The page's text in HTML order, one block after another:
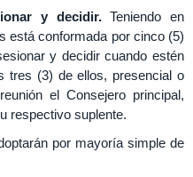
y decidir.Teniendo en
está conformada por cinco (5)
y decidir cuando estén
tres (3) de ellos, presencial o
el Consejero principal,
respectivo suplente.
por mayoría simple de